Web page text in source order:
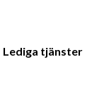
Lediga tjänster